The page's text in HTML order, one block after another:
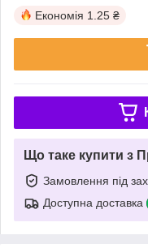
Економія 1.25 ₴
Що таке купити з
Замовлення під
Доступна доставка